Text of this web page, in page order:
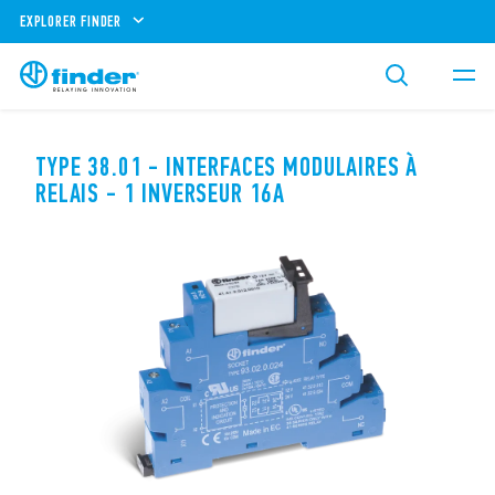
EXPLORER FINDER
TYPE 38.01 - INTERFACES MODULAIRES À
RELAIS - 1 INVERSEUR 16A